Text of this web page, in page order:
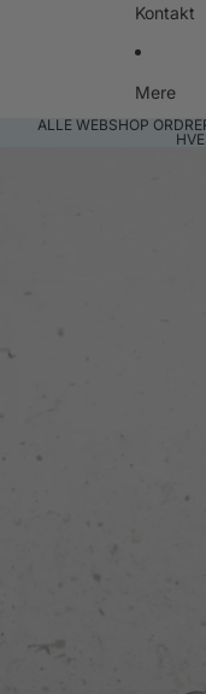
Kontakt
Mere
ALLE WEBSHOP
Gå til